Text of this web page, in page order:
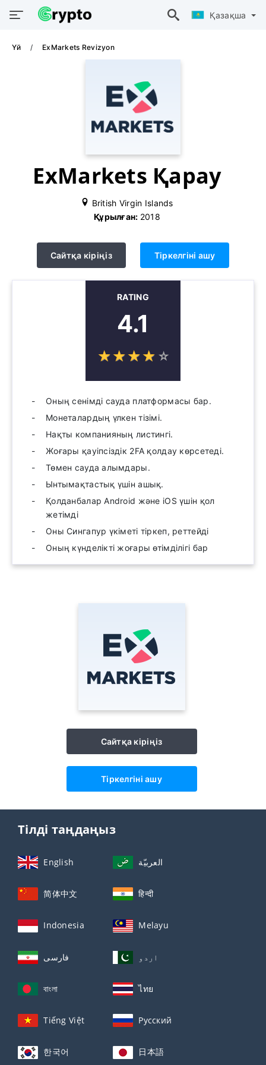
Қазақша
Үй ExMarkets Revizyon
ExMarkets Қарау
British Virgin Islands
Құрылған: 2018
Сайтқа кіріңіз Тіркелгіні ашу
RATING
4.1
☆☆☆☆ ☆
★★★★ ★
Оның сенімді сауда платформасы бар.
Монеталардың үлкен тізімі.
Нақты компанияның листингі.
Жоғары қауіпсіздік 2FA қолдау көрсетеді.
Төмен сауда алымдары.
Ынтымақтастық үшін ашық.
Қолданбалар Android және iOS үшін қол
жетімді
Оны Сингапур үкіметі тіркеп, реттейді
Оның күнделікті жоғары өтімділігі бар
Сайтқа кіріңіз
Тіркелгіні ашу
Тілді таңдаңыз
English العربيّة
简体中文 हिन्दी
Indonesia Melayu
فارسی اردو
বাংলা ไทย
Tiếng Việt Русский
한국어 日本語